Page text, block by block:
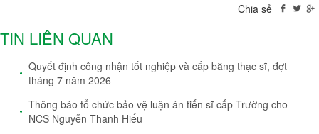
Chia sẻ
TIN LIÊN QUAN
Quyết định công nhận tốt nghiệp và cấp bằng thạc sĩ, đợt
tháng 7 năm 2026
Thông báo tổ chức bảo vệ luận án tiến sĩ cấp Trường cho
NCS Nguyễn Thanh Hiếu